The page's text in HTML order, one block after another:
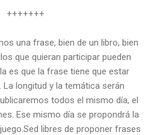
+++++++
una frase, bien de un libro, bien
que quieran participar pueden
es que la frase tiene que estar
La longitud y la temática serán
todos el mismo día, el
Ese mismo día se propondrá la
libres de proponer frases